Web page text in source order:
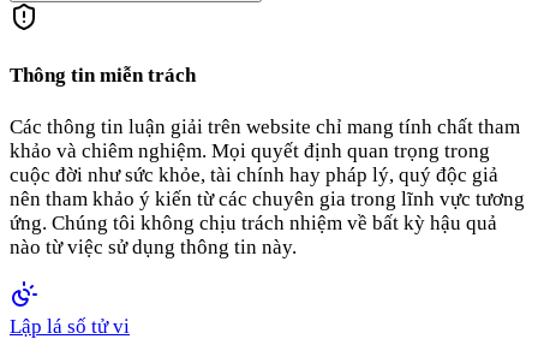
Thông tin miễn trách
Các thông tin luận giải trên website chỉ mang tính chất tham
khảo và chiêm nghiệm. Mọi quyết định quan trọng trong
cuộc đời như sức khỏe, tài chính hay pháp lý, quý độc giả
nên tham khảo ý kiến từ các chuyên gia trong lĩnh vực tương
ứng. Chúng tôi không chịu trách nhiệm về bất kỳ hậu quả
nào từ việc sử dụng thông tin này.
Lập lá số tử vi